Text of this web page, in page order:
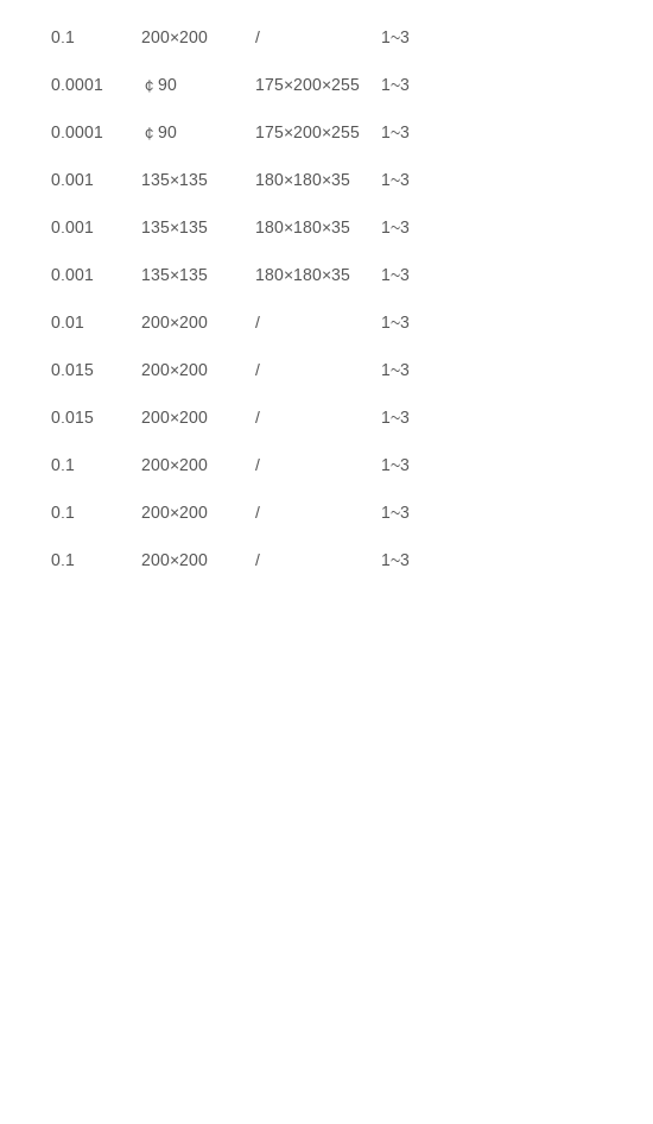
0.1 200×200 / 1~3
0.0001 ￠90 175×200×255 1~3
0.0001 ￠90 175×200×255 1~3
0.001 135×135 180×180×35 1~3
0.001 135×135 180×180×35 1~3
0.001 135×135 180×180×35 1~3
0.01 200×200 / 1~3
0.015 200×200 / 1~3
0.015 200×200 / 1~3
0.1 200×200 / 1~3
0.1 200×200 / 1~3
0.1 200×200 /
1~3